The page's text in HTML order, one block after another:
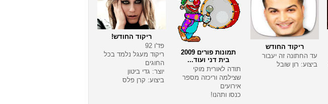
ריקוד החודש
עד החתונה זה יעבור
ביצוע: רון שובל
תמונות פורים 2009
בית דני ועוד...
תודה לאורית מוקי
שצילמה וריכזה מספר
אירועים
כנסו ותהנו!
ריקוד החודש!
פד'ו 92
ריקוד מעגל נלמד בכל
החוגים
יוצר: גדי ביטון
ביצוע: קרן פלס